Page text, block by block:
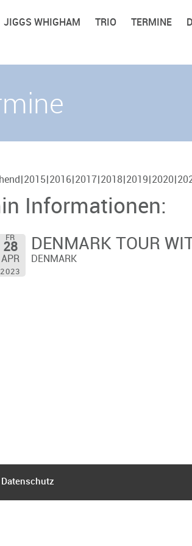
JIGGS WHIGHAM TRIO TERMINE
2015 2016 2017 2018 2019 2020
Informationen:
FR
28
APR
2023
DENMARK TOUR
DENMARK
Datenschutz